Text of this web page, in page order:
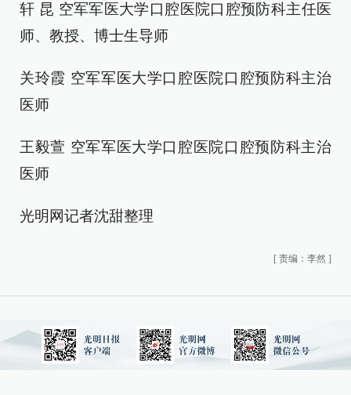
轩 昆 空军军医大学口腔医院口腔预防科主任医
师、教授、博士生导师
关玲霞 空军军医大学口腔医院口腔预防科主治
医师
王毅萱 空军军医大学口腔医院口腔预防科主治
医师
光明网记者沈甜整理
[ 责编：李然 ]